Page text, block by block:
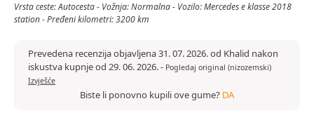
Vrsta ceste: Autocesta - Vožnja: Normalna - Vozilo: Mercedes e klasse 2018
station - Pređeni kilometri: 3200 km
Prevedena recenzija objavljena 31. 07. 2026. od Khalid nakon
iskustva kupnje od 29. 06. 2026.- Pogledaj original (nizozemski)
Izvješće
Biste li ponovno kupili ove gume? DA